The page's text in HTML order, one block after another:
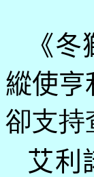
《
縱使亨
卻支持
艾利